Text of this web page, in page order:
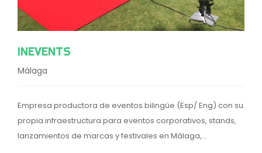
INEVENTS
Málaga
Empresa productora de eventos bilingüe (Esp/ Eng) con su
propia infraestructura para eventos corporativos, stands,
lanzamientos de marcas y festivales en Málaga,...